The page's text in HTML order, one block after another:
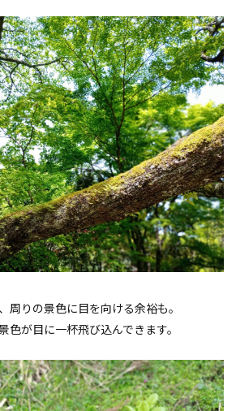
周りの景色に目を向ける余裕も。
色が目に一杯飛び込んできます。